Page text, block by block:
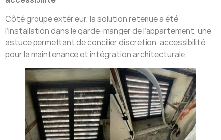
Côté groupe extérieur, la solution retenue a été
l’installation dans le garde-manger de l’appartement, une
astuce permettant de concilier discrétion, accessibilité
pour la maintenance et intégration architecturale.